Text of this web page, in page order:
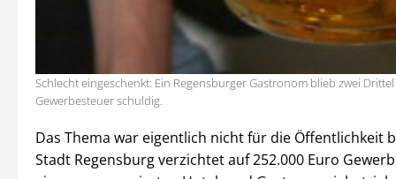
Schlecht eingeschenkt: Ein Regensburger Gastronom blieb zwei
Gewerbesteuer schuldig.
Das Thema war eigentlich nicht für die Öffentlichkeit
Stadt Regensburg verzichtet auf 252.000 Euro